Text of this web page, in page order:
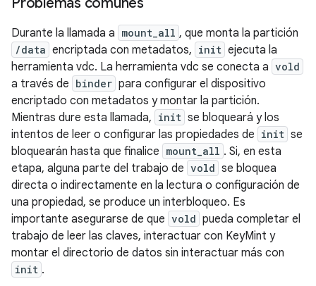
Durante la llamada a mount_all , que monta la partición
/data encriptada con metadatos, init ejecuta la
herramienta vdc. La herramienta vdc se conecta a vold
a través de binder para configurar el dispositivo
encriptado con metadatos y montar la partición.
Mientras dure esta llamada, init se bloqueará y los
intentos de leer o configurar las propiedades de init se
bloquearán hasta que finalice mount_all . Si, en esta
etapa, alguna parte del trabajo de vold se bloquea
directa o indirectamente en la lectura o configuración de
una propiedad, se produce un interbloqueo. Es
importante asegurarse de que vold pueda completar el
trabajo de leer las claves, interactuar con KeyMint y
montar el directorio de datos sin interactuar más con
init .